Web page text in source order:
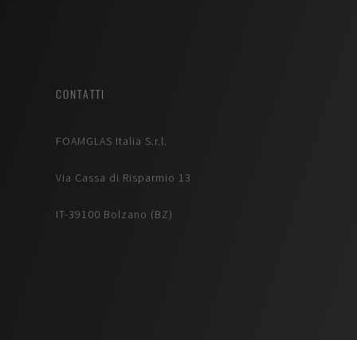
CONTATTI
FOAMGLAS Italia S.r.l.
Via Cassa di Risparmio 13
IT-39100 Bolzano (BZ)